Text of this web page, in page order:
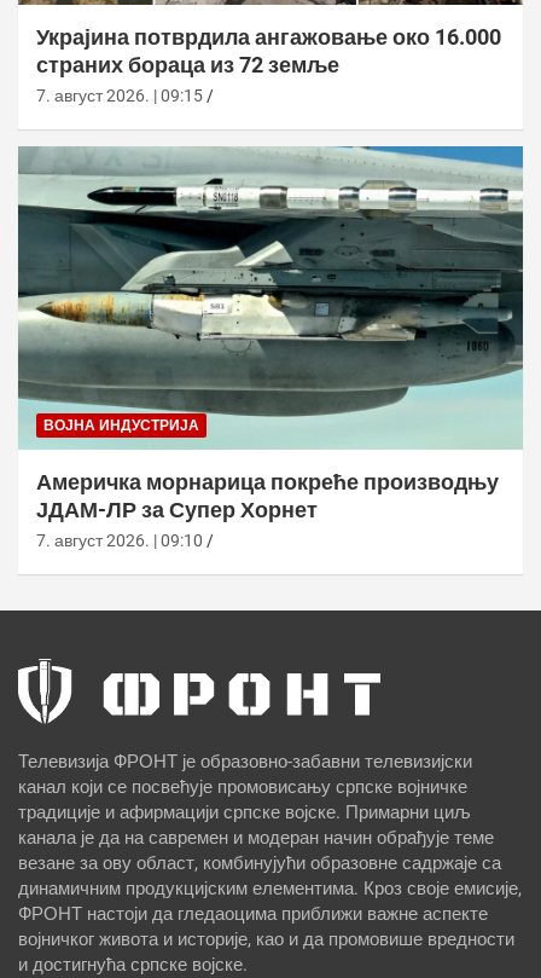
Украјина потврдила ангажовање око 16.000
страних бораца из 72 земље
7. август 2026. | 09:15
ВОЈНА ИНДУСТРИЈА
Америчка морнарица покреће производњу
ЈДАМ-ЛР за Супер Хорнет
7. август 2026. | 09:10
Телевизија ФРОНТ је образовно-забавни телевизијски
канал који се посвећује промовисању српске војничке
традиције и афирмацији српске војске. Примарни циљ
канала је да на савремен и модеран начин обрађује теме
везане за ову област, комбинујући образовне садржаје са
динамичним продукцијским елементима. Кроз своје емисије,
ФРОНТ настоји да гледаоцима приближи важне аспекте
војничког живота и историје, као и да промовише вредности
и достигнућа српске војске.